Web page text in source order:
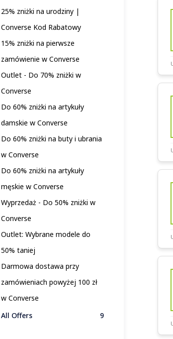
25% zniżki na urodziny |
Converse Kod Rabatowy
15% zniżki na pierwsze
zamówienie w Converse
Outlet - Do 70% zniżki w
Converse
Do 60% zniżki na artykuły
damskie w Converse
Do 60% zniżki na buty i ubrania
w Converse
Do 60% zniżki na artykuły
męskie w Converse
Wyprzedaż - Do 50% zniżki w
Converse
Outlet: Wybrane modele do
50% taniej
Darmowa dostawa przy
zamówieniach powyżej 100 zł
w Converse
All Offers
9